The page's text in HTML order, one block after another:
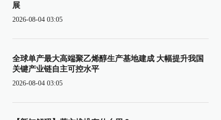
展
2026-08-04 03:05
全球单产最大高端聚乙烯醇生产基地建成 大幅提升我国
关键产业链自主可控水平
2026-08-04 03:05